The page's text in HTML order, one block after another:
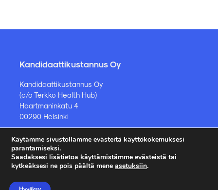
Kandidaattikustannus Oy
Kandidaattikustannus Oy
(c/o Terkko Health Hub)
Haartmaninkatu 4
00290 Helsinki
Kirjakauppa ja muut asiat
kauppa@kandidaattikustannus.fi
Käytämme sivustollamme evästeitä käyttökokemuksesi
parantamiseksi.
Saadaksesi lisätietoa käyttämistämme evästeistä tai
kytkeäksesi ne pois päältä mene asetuksiin.